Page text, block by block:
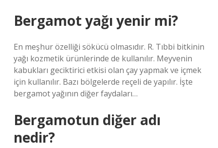
Bergamot yağı yenir mi?
En meşhur özelliği sökücü olmasıdır. R. Tıbbi bitkinin
yağı kozmetik ürünlerinde de kullanılır. Meyvenin
kabukları geciktirici etkisi olan çay yapmak ve içmek
için kullanılır. Bazı bölgelerde reçeli de yapılır. İşte
bergamot yağının diğer faydaları…
Bergamotun diğer adı
nedir?